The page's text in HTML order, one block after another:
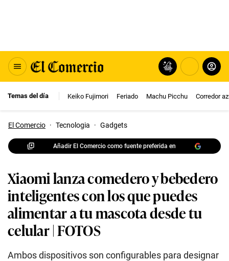
Temas del día Keiko Fujimori Feriado Machu Picchu Corredor
El Comercio · Tecnologia · Gadgets
Añadir El Comercio como fuente preferida en
Xiaomi lanza comedero y bebedero
inteligentes con los que puedes
alimentar a tu mascota desde tu
celular | FOTOS
Ambos dispositivos son configurables para designar